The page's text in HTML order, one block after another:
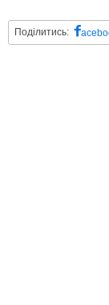
Поділитись: